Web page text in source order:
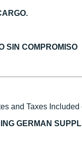
SIN COMPROMISO
and Taxes
GERMAN